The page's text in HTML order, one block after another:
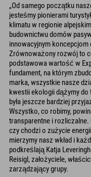
„Od samego początku
jesteśmy pionierami
klimatu w regionie
budownictwu domów
innowacyjnym koncepcjom
Zrównoważony rozwój to
podstawowa wartość w
fundament, na którym
marka, wszystkie nasze
kwestii ekologii dążymy do
była jeszcze bardziej
Wszystko, co robimy,
transparentne i
czy chodzi o zużycie
mierzymy nasz wkład i
podkreślają Katja
Reisigl, założyciele,
zarządzający grupy.